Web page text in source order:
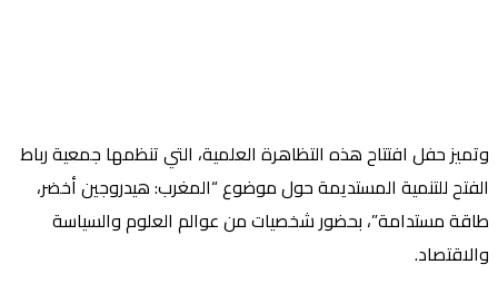
وتميز حفل افتتاح هذه التظاهرة العلمية، التي تنظمها جمعية رباط
الفتح للتنمية المستديمة حول موضوع “المغرب: هيدروجين أخضر،
طاقة مستدامة”، بحضور شخصيات من عوالم العلوم والسياسة
والاقتصاد.